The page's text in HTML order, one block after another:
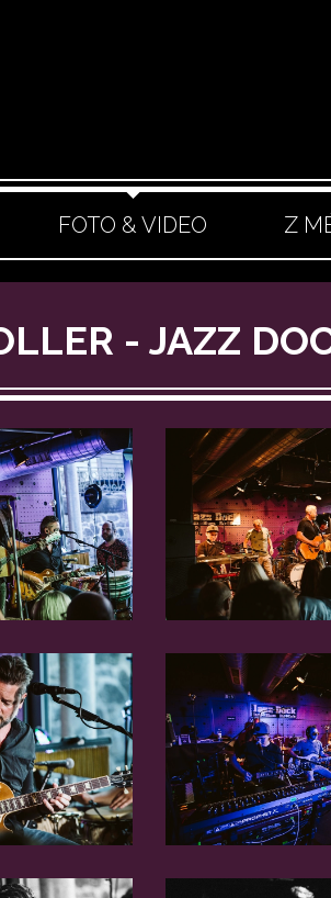
FOTO & VIDEO Z
- JAZZ